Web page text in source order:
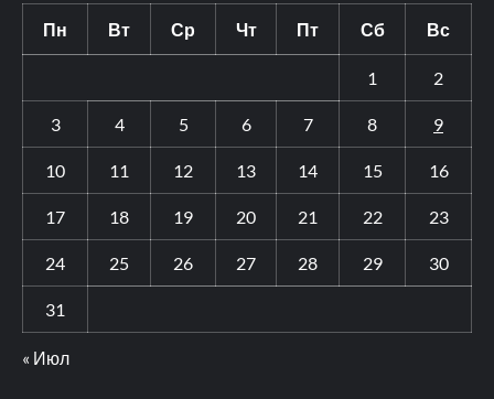
Пн Вт Ср Чт Пт Сб Вс
1 2
3 4 5 6 7 8 9
10 11 12 13 14 15 16
17 18 19 20 21 22 23
24 25 26 27 28 29 30
31
« Июл